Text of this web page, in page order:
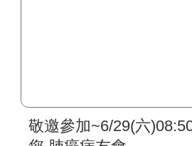
敬邀參加~6/29(六